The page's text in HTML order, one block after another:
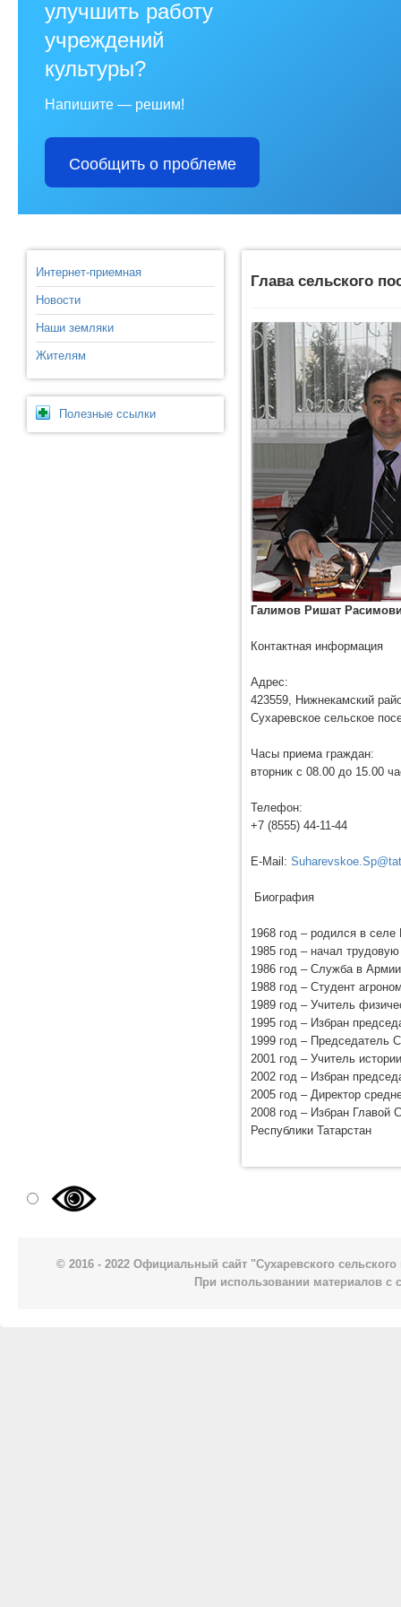
улучшить работу
учреждений
культуры?
Напишите — решим!
Сообщить о проблеме
Интернет-приемная
Новости
Наши земляки
Жителям
Полезные ссылки
Глава сельского
Галимов Ришат
Контактная информация
Адрес:
423559, Нижнекамский
Сухаревское сельское
Часы приема граждан:
вторник с 08.00 до 15.00
Телефон:
+7 (8555) 44-11-44
E-Mail:
Биография
1968 год – родился в
1985 год – начал
1986 год – Служба в Армии
1988 год – Студент
1989 год – Учитель
1995 год – Избран
1999 год – Председатель
2001 год – Учитель
2002 год – Избран
2005 год – Директор
2008 год – Избран Главой
Республики Татарстан
© 2016 - 2022 Официальный сайт "Сухаревского
При использовании материалов с